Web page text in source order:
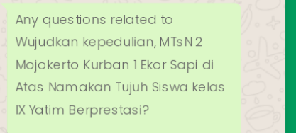
Hotline Kemenag
Any questions related to
Wujudkan kepedulian, MTsN 2